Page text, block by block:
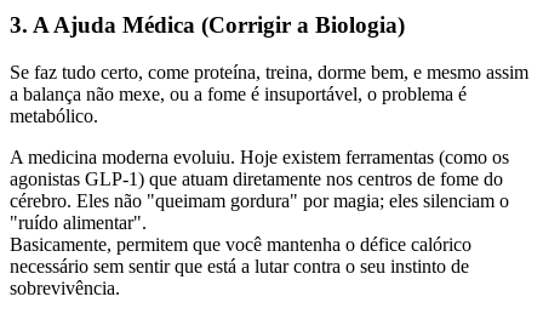
3. A Ajuda Médica (Corrigir a Biologia)
Se faz tudo certo, come proteína, treina, dorme bem, e mesmo assim
a balança não mexe, ou a fome é insuportável, o problema é
metabólico.
A medicina moderna evoluiu. Hoje existem ferramentas (como os
agonistas GLP-1) que atuam diretamente nos centros de fome do
cérebro. Eles não "queimam gordura" por magia; eles silenciam o
"ruído alimentar".
Basicamente, permitem que você mantenha o défice calórico
necessário sem sentir que está a lutar contra o seu instinto de
sobrevivência.